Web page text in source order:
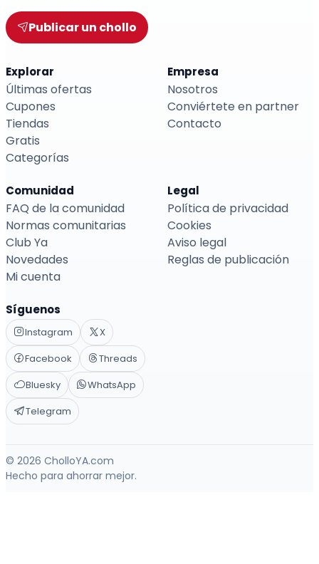
Publicar un chollo
Explorar
Últimas ofertas
Cupones
Tiendas
Gratis
Categorías
Empresa
Nosotros
Conviértete en partner
Contacto
Comunidad
FAQ de la comunidad
Normas comunitarias
Club Ya
Novedades
Mi cuenta
Legal
Política de privacidad
Cookies
Aviso legal
Reglas de publicación
Síguenos
Instagram
X
Facebook
Threads
Bluesky
WhatsApp
Telegram
© 2026 CholloYA.com
Hecho para ahorrar mejor.